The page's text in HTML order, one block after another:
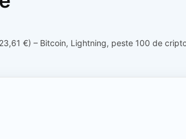
€) – Bitcoin, Lightning, peste 100 de